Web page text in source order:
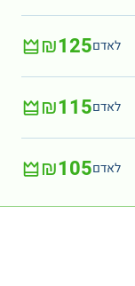
לאדם₪125
לאדם₪115
לאדם₪105